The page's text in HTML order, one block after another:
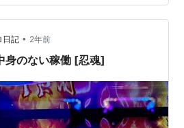
が、引けなかった時のどうのこ
ですね ってことで適当にレバーを
ありがたいですね〜〜 そんじ
日記 • 2年前
身のない稼働 [忍魂]